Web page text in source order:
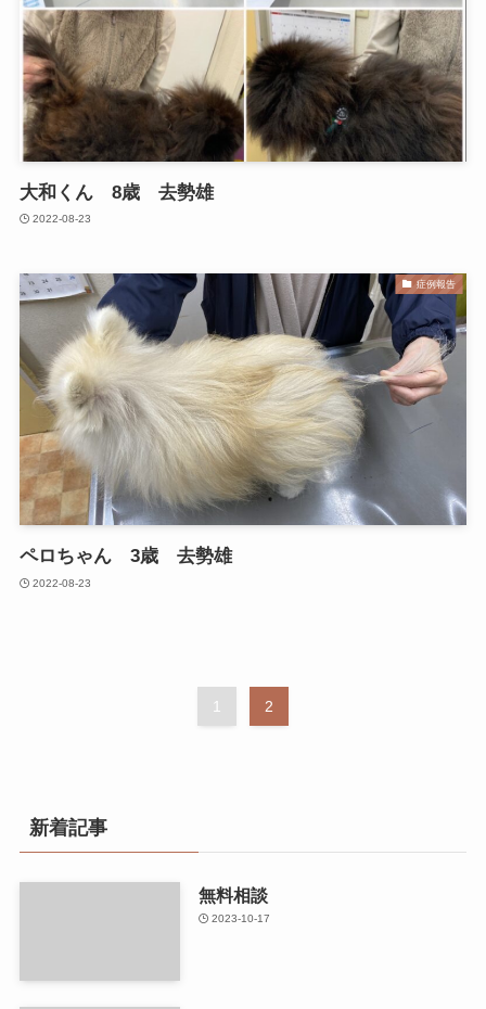
大和くん 8歳 去勢雄
2022-08-23
症例報告
ペロちゃん 3歳 去勢雄
2022-08-23
1 2
新着記事
無料相談
2023-10-17